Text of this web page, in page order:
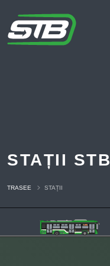
STAȚII STB
TRASEE STAȚII